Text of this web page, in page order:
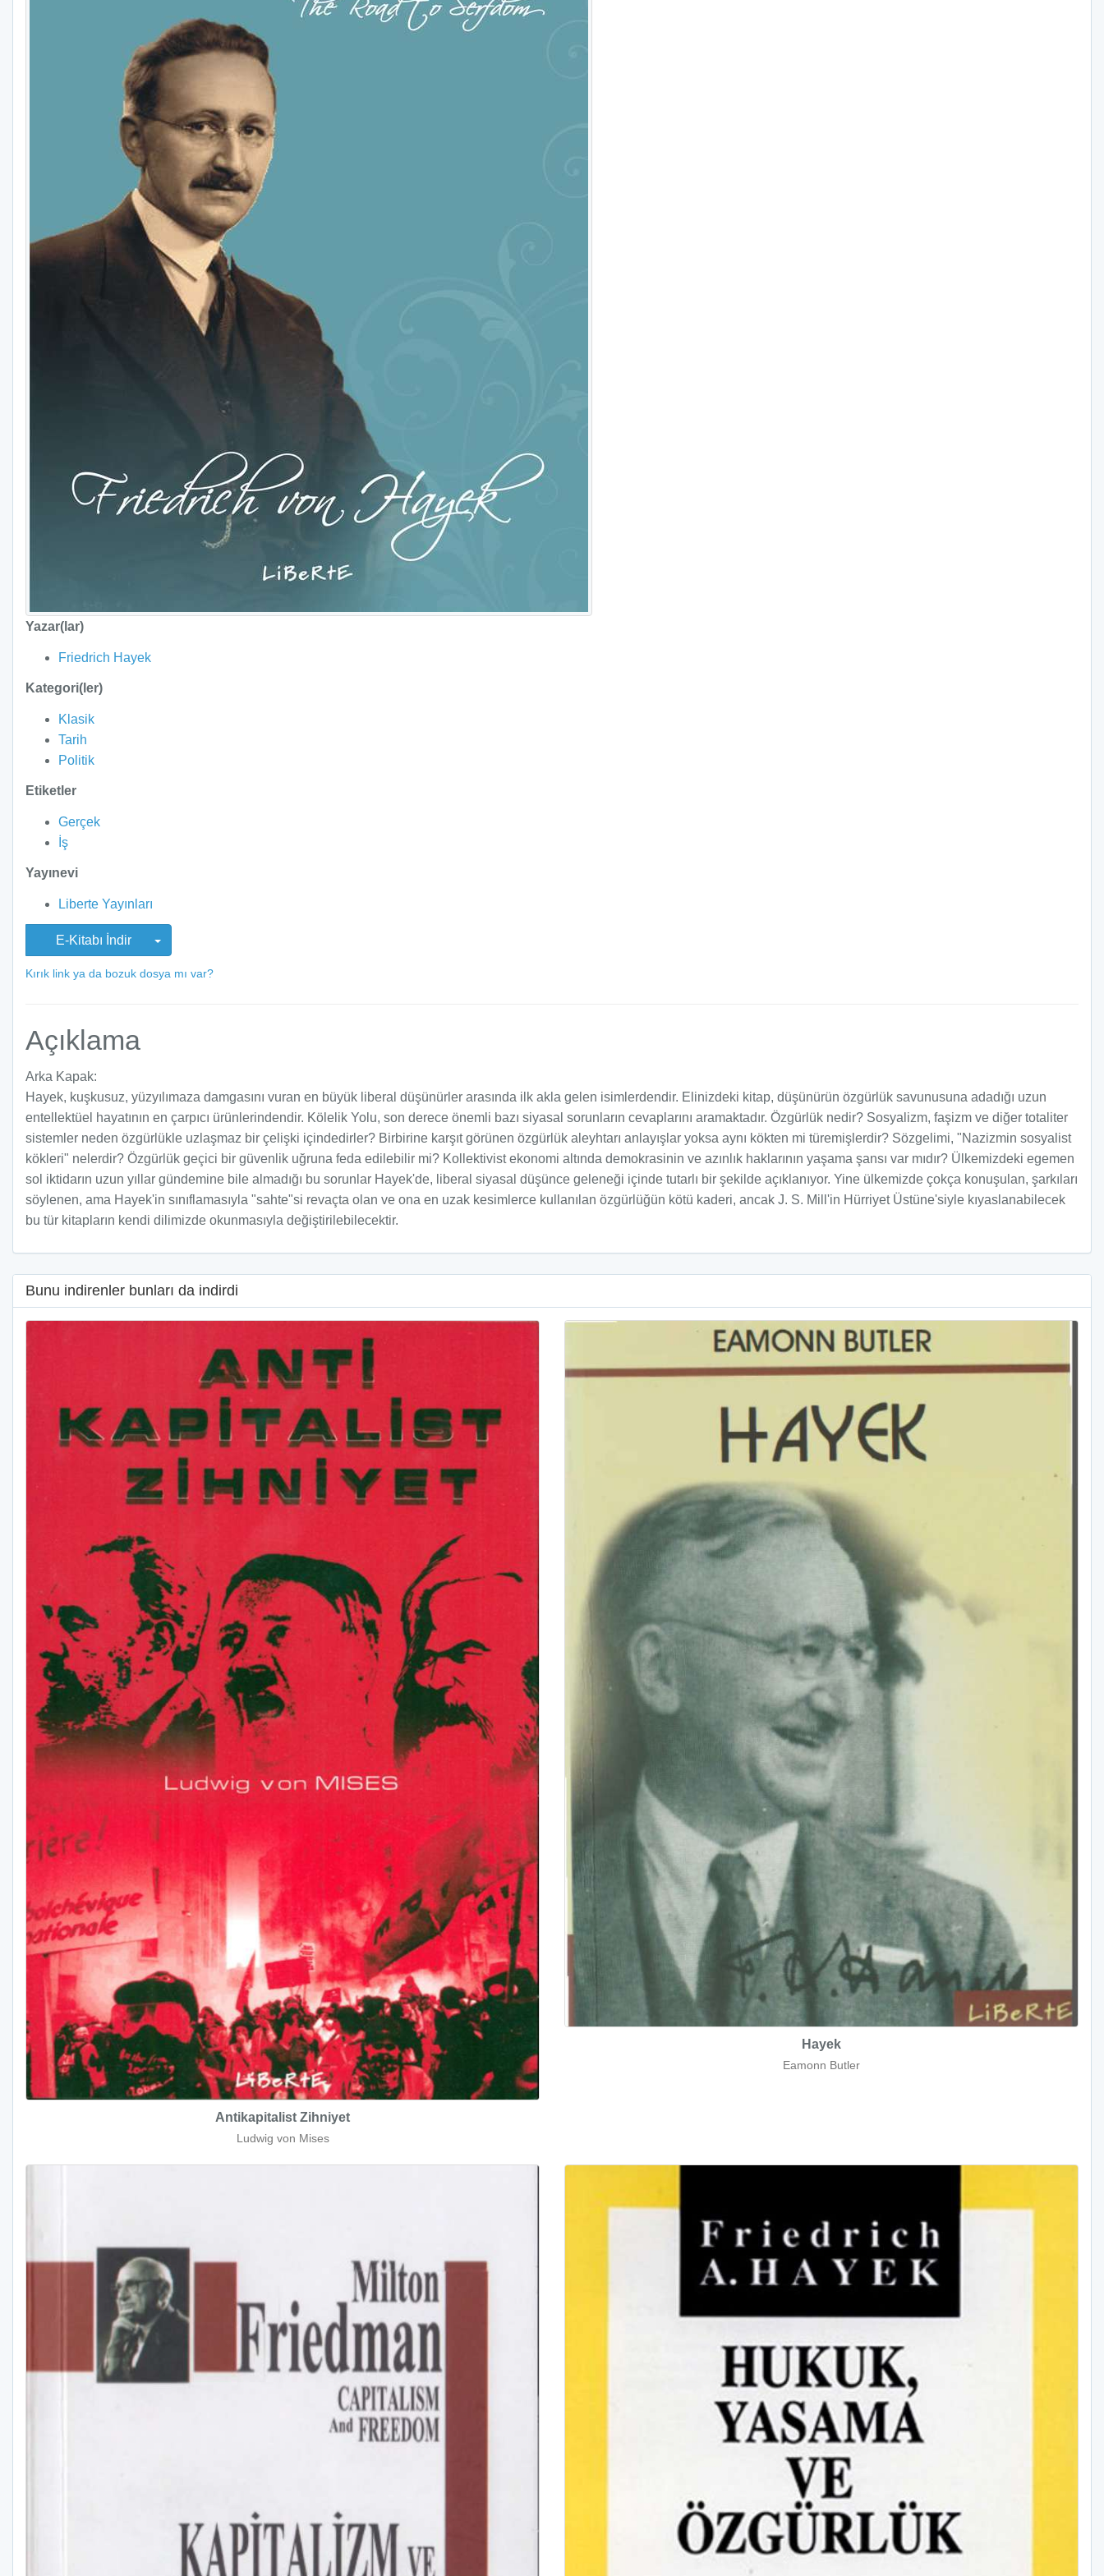
Yazar(lar)
Friedrich Hayek
Kategori(ler)
Klasik
Tarih
Politik
Etiketler
Gerçek
İş
Yayınevi
Liberte Yayınları
E-Kitabı İndir
Kırık link ya da bozuk dosya mı var?
Açıklama
Arka Kapak:
Hayek, kuşkusuz, yüzyılımaza damgasını vuran en büyük liberal düşünürler arasında ilk akla gelen isimlerdendir. Elinizdeki kitap, düşünürün özgürlük savunusuna adadığı uzun
entellektüel hayatının en çarpıcı ürünlerindendir. Kölelik Yolu, son derece önemli bazı siyasal sorunların cevaplarını aramaktadır. Özgürlük nedir? Sosyalizm, faşizm ve diğer totaliter
sistemler neden özgürlükle uzlaşmaz bir çelişki içindedirler? Birbirine karşıt görünen özgürlük aleyhtarı anlayışlar yoksa aynı kökten mi türemişlerdir? Sözgelimi, "Nazizmin sosyalist
kökleri" nelerdir? Özgürlük geçici bir güvenlik uğruna feda edilebilir mi? Kollektivist ekonomi altında demokrasinin ve azınlık haklarının yaşama şansı var mıdır? Ülkemizdeki egemen
sol iktidarın uzun yıllar gündemine bile almadığı bu sorunlar Hayek'de, liberal siyasal düşünce geleneği içinde tutarlı bir şekilde açıklanıyor. Yine ülkemizde çokça konuşulan, şarkıları
söylenen, ama Hayek'in sınıflamasıyla "sahte"si revaçta olan ve ona en uzak kesimlerce kullanılan özgürlüğün kötü kaderi, ancak J. S. Mill'in Hürriyet Üstüne'siyle kıyaslanabilecek
bu tür kitapların kendi dilimizde okunmasıyla değiştirilebilecektir.
Bunu indirenler bunları da indirdi
Antikapitalist Zihniyet
Ludwig von Mises
Hayek
Eamonn Butler